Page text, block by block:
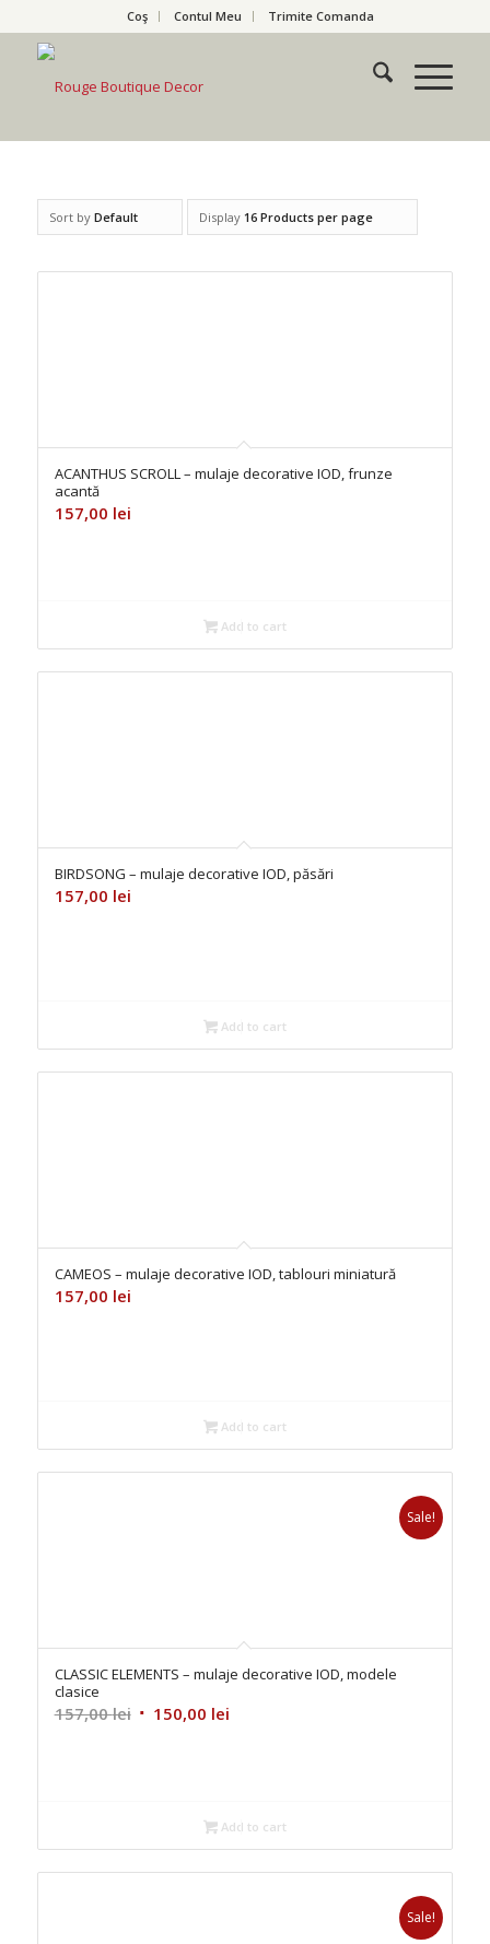
Coş Contul Meu Trimite Comanda
Sort by Default Display 16 Products per page
ACANTHUS SCROLL – mulaje decorative IOD, frunze
acantă
157,00 lei
Add to cart
BIRDSONG – mulaje decorative IOD, păsări
157,00 lei
Add to cart
CAMEOS – mulaje decorative IOD, tablouri miniatură
157,00 lei
Add to cart
CLASSIC ELEMENTS – mulaje decorative IOD, modele
clasice
157,00lei Original
150,00 leiCurrent
Sale!
Add to cart
Sale!